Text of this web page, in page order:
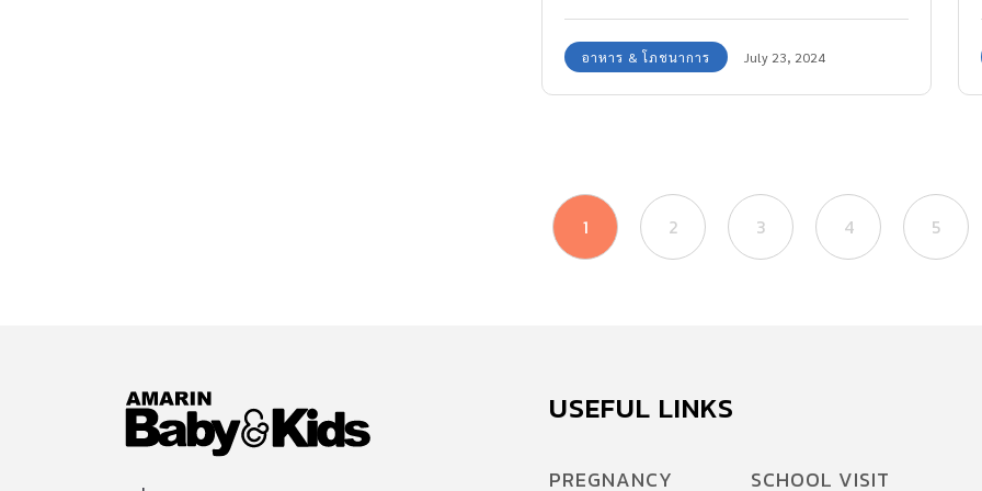
กระโดด พร้อมกับสิ่งอำนวยความสะดวกและ
เทคโนโลยีครบครัน แตกต่างจากยุคของคุณพ่อคุณ
พร้อมให้ลูกน้อยเติบโตขึ้นอย่างแข็งแรง มั่นใจ มี
พัฒนาการที่ดีสมวัย และพร้อมเรียนรู้ไว เพื่อให้
สามารถเติบโตก้าวทันการเปลี่ยนแปลงของโลกใน
ที่ประกอบด้วยสารอาหารที่จำเป็นต่อความต้องการ
อาหาร & โภชนาการ July 23, 2024
1 2 3 4 5
USEFUL LINKS
PREGNANCY SCHOOL VISIT